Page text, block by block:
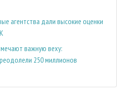
агентства дали высокие оценки
важную веху:
250 миллионов